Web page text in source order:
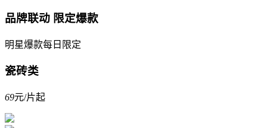
品牌联动 限定爆款
明星爆款每日限定
瓷砖类
69元/片起